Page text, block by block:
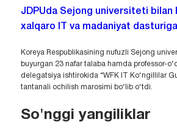
JDPUda Sejong universiteti bilan
xalqaro IT va madaniyat
Koreya Respublikasining nufuzli Sejong
buyurgan 23 nafar talaba hamda professor-
delegatsiya ishtirokida “WFK IT Ko‘ngillilar
tantanali ochilish marosimi bo‘lib o‘tdi.
So'nggi yangiliklar